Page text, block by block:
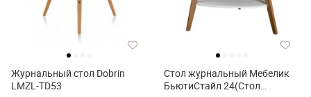
Журнальный стол Dobrin
LMZL-TD53
Стол журнальный Мебелик
БьютиСтайл 24(Стол